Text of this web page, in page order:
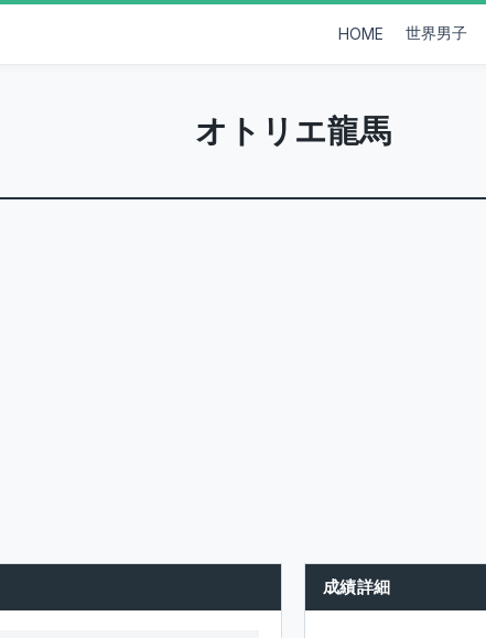
HOME 世界男子
オトリエ龍馬
成績詳細